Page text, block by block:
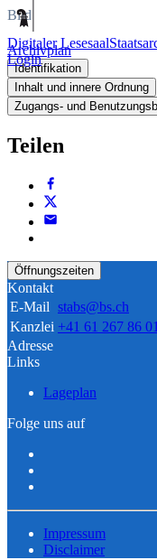
Digitaler Lesesaal
Login
Bild
Archivplan
Identifikation
Inhalt und innere Ordnung
Zugangs- und
Teilen
Öffnungszeiten
Kontakt
E-Mail stabs@bs.ch
Kanzlei +41 61 267 86 01
Adresse
Links
Lageplan
Folge uns auf
Impressum
Disclaimer